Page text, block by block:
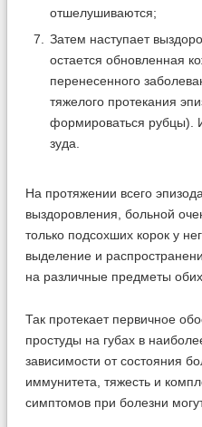
отшелушиваются;
Затем наступает
остается обновленная
перенесенного
тяжелого протекания
формироваться рубцы).
зуда.
На протяжении всего
выздоровления, больной
только подсохших корок у
выделение и
на различные предметы
Так протекает первичное
простуды на губах в
зависимости от состояния
иммунитета, тяжесть и
симптомов при болезни